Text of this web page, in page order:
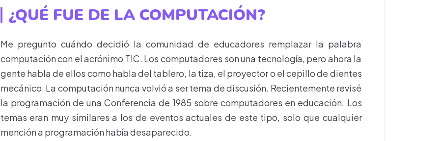
¿QUÉ FUE DE LA COMPUTACIÓN?
Me pregunto cuándo decidió la comunidad de educadores remplazar la palabra
computación con el acrónimo TIC. Los computadores son una tecnología, pero ahora la
gente habla de ellos como habla del tablero, la tiza, el proyector o el cepillo de dientes
mecánico. La computación nunca volvió a ser tema de discusión. Recientemente revisé
la programación de una Conferencia de 1985 sobre computadores en educación. Los
temas eran muy similares a los de eventos actuales de este tipo, solo que cualquier
mención a programación había desaparecido.